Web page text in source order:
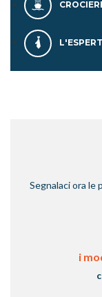
Segnalaci ora le
i